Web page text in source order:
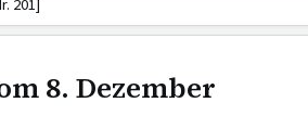
201]
8. Dezember